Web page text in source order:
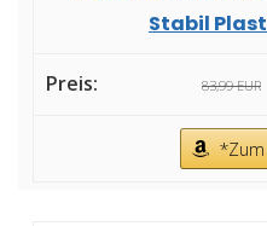
Stabil
83,99 EUR
*Zum